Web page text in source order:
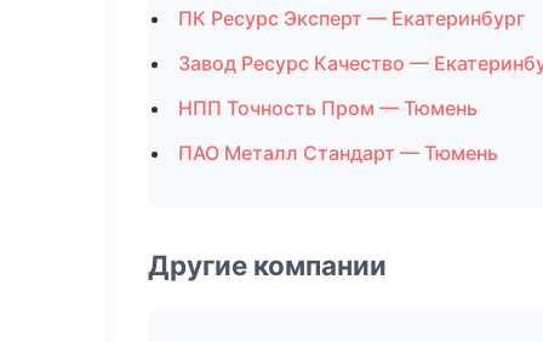
ПК Ресурс Эксперт — Екатеринбург
Завод Ресурс Качество —
НПП Точность Пром — Тюмень
ПАО Металл Стандарт — Тюмень
Другие компании